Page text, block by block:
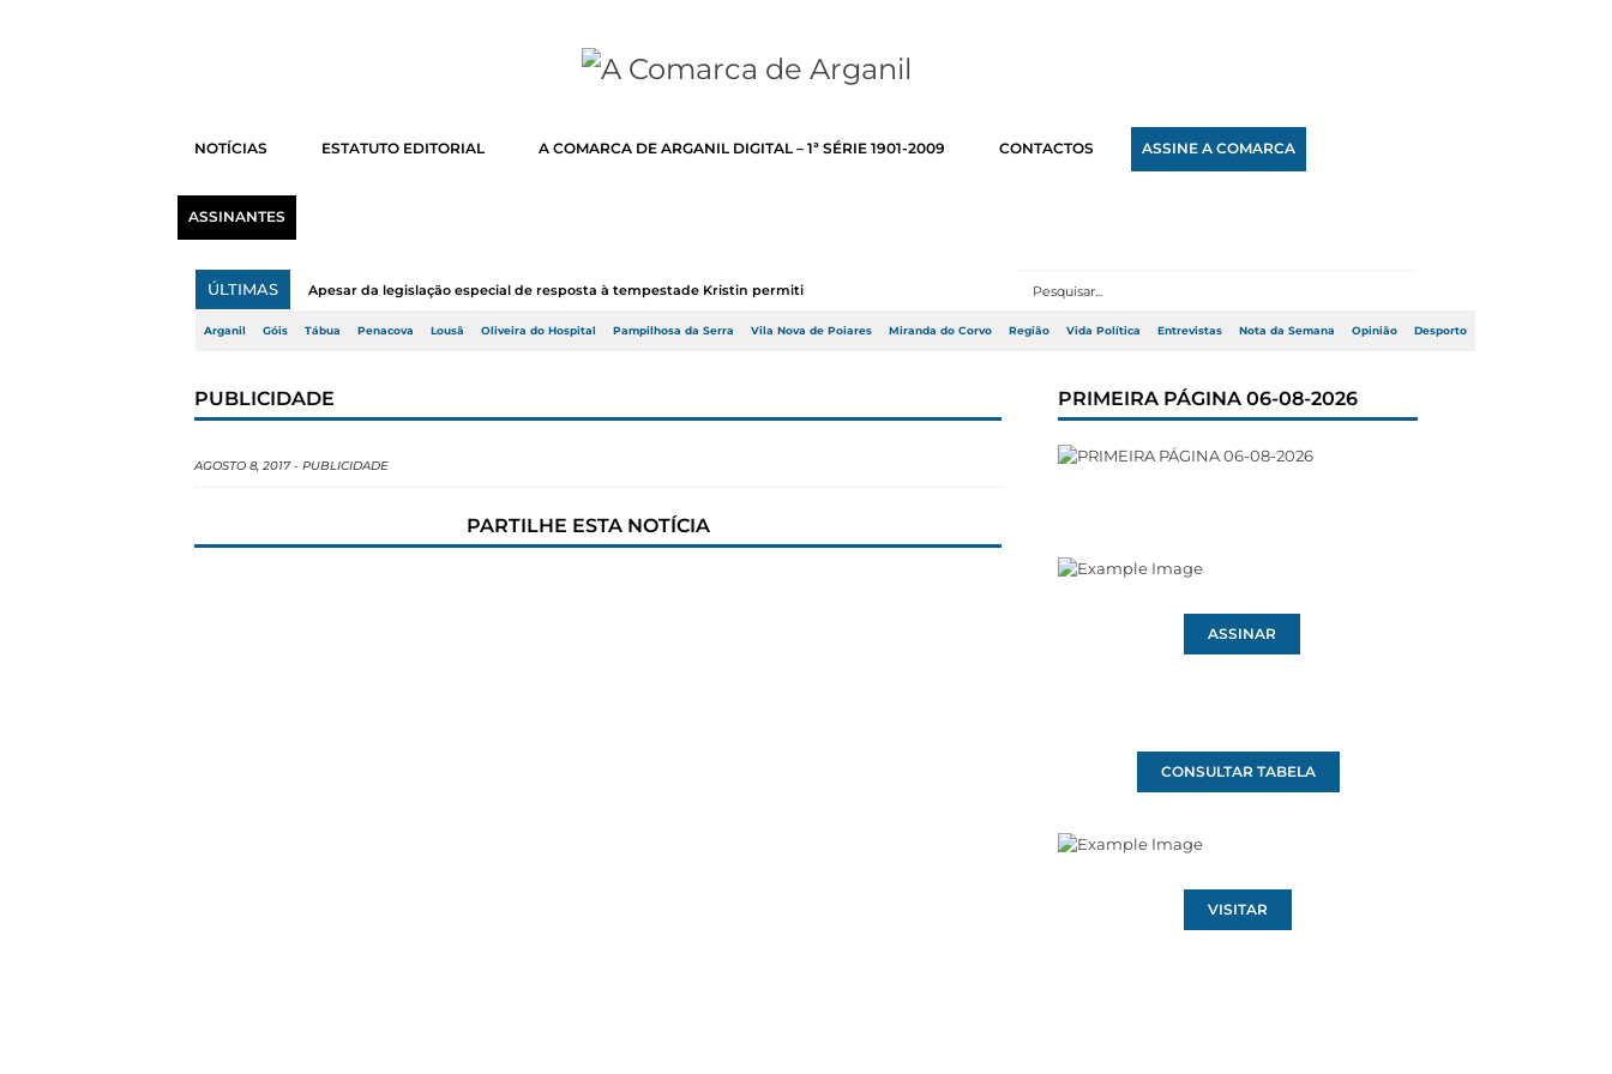
NOTÍCIAS ESTATUTO EDITORIAL A COMARCA DE ARGANIL DIGITAL – 1ª SÉRIE 1901-2009 CONTACTOS ASSINE A COMARCA
ASSINANTES
ÚLTIMAS Apesar da legislação especial de resposta à tempestade Kristin permitir a adj...
Arganil Góis Tábua Penacova Lousã Oliveira do Hospital Pampilhosa da Serra Vila Nova de Poiares Miranda do Corvo Região Vida Política Entrevistas Nota da Semana Opinião Desporto
PUBLICIDADE
AGOSTO 8, 2017 - PUBLICIDADE
PARTILHE ESTA NOTÍCIA
PRIMEIRA PÁGINA 06-08-2026
ASSINAR
CONSULTAR TABELA
VISITAR